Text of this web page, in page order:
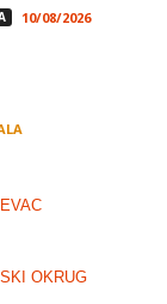
10/08/2026
OKRUG